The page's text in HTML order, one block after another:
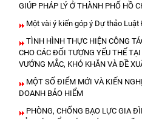
GIÚP PHÁP LÝ Ở THÀNH PHỐ HỒ
Một vài ý kiến góp ý Dự thảo
TÌNH HÌNH THỰC HIỆN CÔNG
CHO CÁC ĐỐI TƯỢNG YẾU THẾ
VƯỚNG MẮC, KHÓ KHĂN VÀ ĐỀ
MỘT SỐ ĐIỂM MỚI VÀ KIẾN
DOANH BẢO HIỂM
PHÒNG, CHỐNG BẠO LỰC GIA